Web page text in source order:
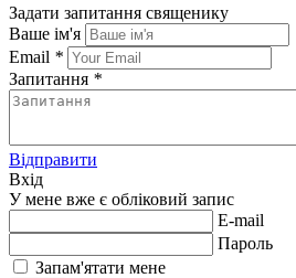
Задати запитання священику
Ваше ім'я
Email *
Запитання *
Відправити
Вхід
У мене вже є обліковий запис
E-mail
Пароль
Запам'ятати мене